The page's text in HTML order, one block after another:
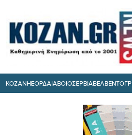
ΚΟΖΑΝΗΕΟΡΔΑΙΑΒΟΙΟΣΕΡΒΙΑΒΕΛΒΕΝΤΟ